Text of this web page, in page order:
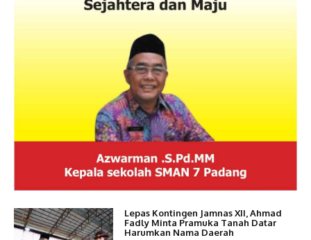
Lepas Kontingen Jamnas XII, Ahmad
Fadly Minta Pramuka Tanah Datar
Harumkan Nama Daerah